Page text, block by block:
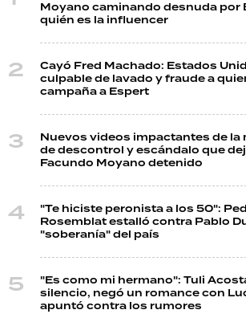
Moyano caminando desnuda por
quién es la influencer
Cayó Fred Machado: Estados
culpable de lavado y fraude a
campaña a Espert
Nuevos videos impactantes de la
de descontrol y escándalo que
Facundo Moyano detenido
"Te hiciste peronista a los 50":
Rosemblat estalló contra Pablo
"soberanía" del país
"Es como mi hermano": Tuli
silencio, negó un romance con
apuntó contra los rumores